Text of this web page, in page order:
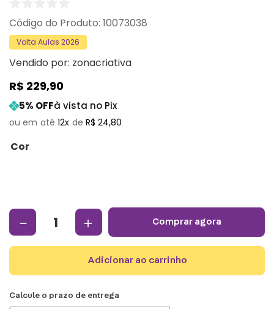
: 10073038
Volta Aulas 2026
Vendido por: zonacriativa
R$ 229,90
5% OFFà vista no Pix
12 R$ 24,80
Cor
＋
－ comprar agora
adicionar ao carrinho